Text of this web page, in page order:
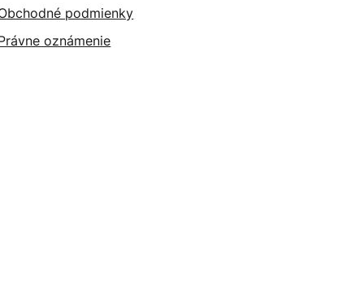
podmienky
oznámenie